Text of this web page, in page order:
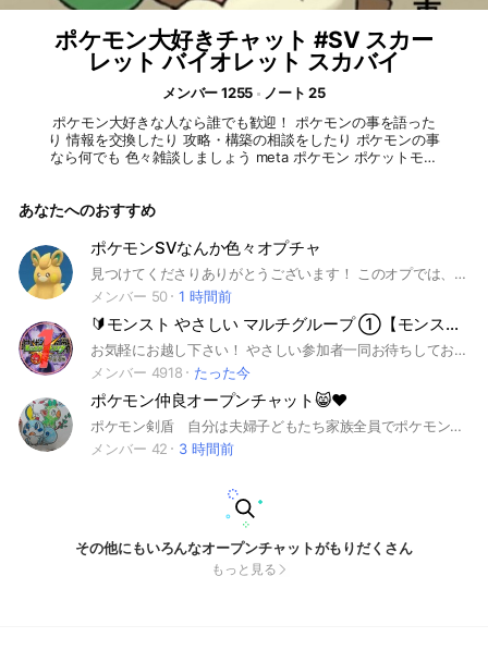
ポケモン大好きチャット #SV スカー
レット バイオレット スカバイ
メンバー 1255
ノート 25
ポケモン大好きな人なら誰でも歓迎！ ポケモンの事を語った
り 情報を交換したり 攻略・構築の相談をしたり ポケモンの事
なら何でも 色々雑談しましょう meta ポケモン ポケットモン
ポケGO ホーム HOME ポケダン ポケモン不思議のダンジョン
ド レイド Switch スイッチ ダイパ ブリリアント ダイヤモンド
シャイニング パール ダイパリメイク BDSP LEGENDS アルセ
ウス スカーレット バイオレット SV スカー バイオ スカバイ
チャンピオン ポケチャン
あなたへのおすすめ
ポケモンSVなんか色々オプチャ
見つけてくださりありがとうございます！ このオプでは、配布など大会なども開いてます！詳しくはノートにありますので是非ご参加してお確かめください #ポケモン#ポケモンSV#スカーレット #バイオレット#ポケモン交換 #ポケモン対戦 #ポケモン大会
メンバー 50
1 時間前
🔰モンスト やさしい マルチグループ ①【モンスターストライク】
お気軽にお越し下さい！ やさしい参加者一同お待ちしております。 #サカモトデイズ コラボを全力でやります。 モンストマルチ用グループとなります。 初心者さんのサポートを行っております。 その他、メダル、神殿専用系列グループがあります。 #呪術廻戦 #フリーレン #チョイスガチャ #マルチガチャ #コイン #遊戯王 #モンスターストライク #モンスト #もんすと #コラボ #こらぼ #運極 #モンストの日 #ガンダム #超究極 #DNA #大規模 #最大 #初心者 #初心者歓迎 #コイン #オラコイン #守護獣 #絆のカケラ #超究極 #マルチ募集 #XFLAG #エックスフラッグ #フラパ #秘海 #秘海の冒険船
メンバー 4918
たった今
ポケモン仲良オープンチャット😸♥
ポケモン剣盾 自分は夫婦子どもたち家族全員でポケモン剣盾を楽しくやってます🙋 一緒に楽しめる方ならどなたでもどうぞ😼☝ 初心者から～上級まで楽しく一緒にやりましょう😋 入ったら挨拶は忘れずよろしくお願いします 簡単な自己紹介等あればありがたいです🙆 ポケモンの話だけじゃなく雑談など歓迎です♪♪ 名前の横に(TN○○○あれば対戦交換の時にスムーズにやり取りが出来ます) 入ってすぐになにか欲しいとかの書き込み等退会させます!!!!!図鑑完成手伝って下さいと言っておきながら図鑑完成したら何事も無かったかのように抜けた人がいたので見たら退会させます！！！ ランクマッチ 対戦 交換 色違い 孵化余り タマゴ 遺伝技
メンバー 42
3 時間前
その他にもいろんなオープンチャットがもりだくさん
もっと見る